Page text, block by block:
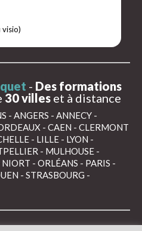
visio)
- Des formations
30 villes et à distance
- ANGERS - ANNECY -
- CAEN - CLERMONT
- LILLE - LYON -
- MULHOUSE -
NIORT - ORLÉANS - PARIS -
- STRASBOURG -